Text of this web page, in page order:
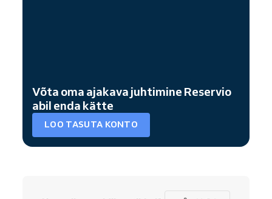
Võta oma ajakava juhtimine Reservio
abil enda kätte
LOO TASUTA KONTO